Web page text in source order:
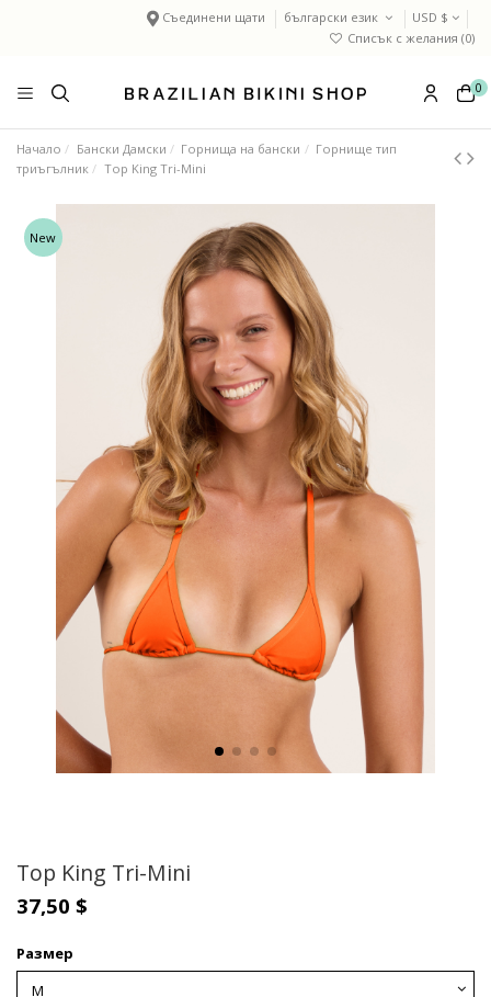
Съединени щати български език
USD $
Списък с желания (0)
0
Начало Бански Дамски Горнища на бански
Горнище тип
триъгълник
Top King Tri-Mini
New
Top King Tri-Mini
37,50 $
Размер